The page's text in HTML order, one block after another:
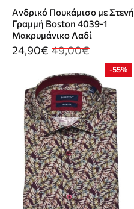
Aνδρικό Πουκάμισο με Στενή
Γραμμή Boston 4039-1
Μακρυμάνικο Λαδί
24,90€ 49,00€
-55%